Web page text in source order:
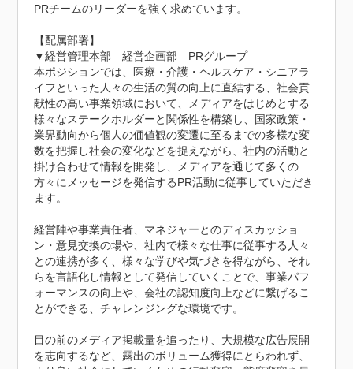
PRチームのリーダーを強く求めています。
【配属部署】
▼経営管理本部　経営企画部　PRグループ
本ポジションでは、医療・介護・ヘルスケア・シニアラ
イフといった人々の生活の質の向上に直結する、社会貢
献性の高い事業領域において、メディアをはじめとする
様々なステークホルダーと関係性を構築し、国家政策・
業界動向から個人の価値観の変遷に至るまでの多様な変
数を把握し社会の変化などを捉えながら、社内の活動と
掛け合わせて情報を開発し、メディアを通じて多くの
方々にメッセージを発信するPR活動に従事していただき
ます。
経営陣や事業責任者、マネジャーとのディスカッショ
ン・意見交換の場や、社内で様々な仕事に従事する人々
との連携が多く、様々な学びや気づきを得ながら、それ
らを言語化し情報として発信していくことで、事業パフ
ォーマンスの向上や、会社の認知度向上などに繋げるこ
とができる、チャレンジングな環境です。
目の前のメディア掲載量を追ったり、大規模な広告展開
を志向するなど、露出のボリューム獲得にとらわれず、